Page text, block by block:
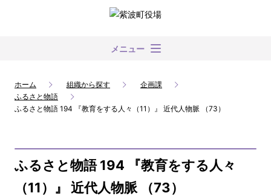
メニュー
ホーム 組織から探す
企画課
ふるさと物語
ふるさと物語 194 『教育をする人々（11）』 近代人物脈 （73）
ふるさと物語 194 『教育をする人々
（11）』 近代人物脈 （73）